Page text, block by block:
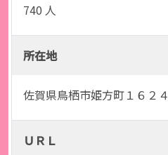
740 人
所在地
佐賀県鳥栖市姫方町１６２４
ＵＲＬ